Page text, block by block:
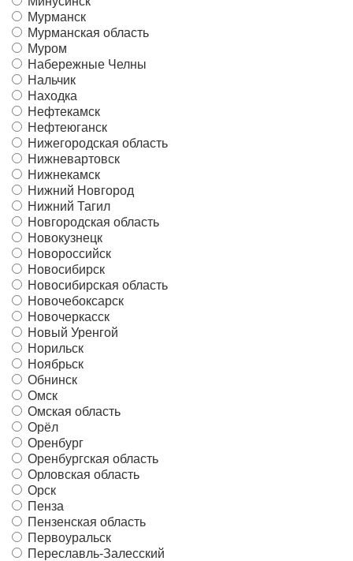
Мурманск
Мурманская область
Муром
Набережные Челны
Нальчик
Находка
Нефтекамск
Нефтеюганск
Нижегородская область
Нижневартовск
Нижнекамск
Нижний Новгород
Нижний Тагил
Новгородская область
Новокузнецк
Новороссийск
Новосибирск
Новосибирская область
Новочебоксарск
Новочеркасск
Новый Уренгой
Норильск
Ноябрьск
Обнинск
Омск
Омская область
Орёл
Оренбург
Оренбургская область
Орловская область
Орск
Пенза
Пензенская область
Первоуральск
Переславль-Залесский